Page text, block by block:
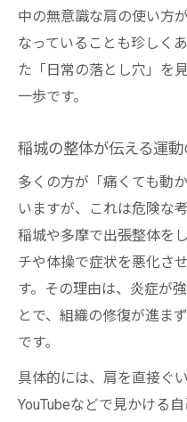
中の無意識な肩の使い方
なっていることも珍しく
た「日常の落とし穴」を
一歩です。
稲城の整体が伝える運
多くの方が「痛くても動
いますが、これは危険な
稲城や多摩で出張整体を
チや体操で症状を悪化さ
す。その理由は、炎症が
とで、組織の修復が進ま
です。
具体的には、肩を直接ぐ
YouTubeなどで見かける